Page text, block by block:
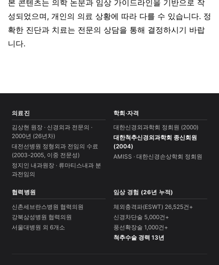
본 콘텐츠는 의학 논문과 임상 가이드라인을 기반으로 작
성되었으며, 개인의 의료 상황에 따라 다를 수 있습니다. 정
확한 진단과 치료는 전문의 상담을 통해 결정하시기 바랍
니다.
의료진
김상현 원장 · 신경외과 전문의 ·
2000년 (26년차)
대전선병원 정형외과 전임의 수료
(2003-2005, 이중 전문성)
정지인 내과원장 · 류마티스내과 분
과전임의
학회·자격
대한신경외과학회 정회원 (2000)
대한척추신경외과학회 종신회원
(2004)
AMISS · 대한신경손상학회 정회원
협력병원
신촌세브란스병원 협력의원
강북삼성병원 협력의원
서울대병원 외 6개소
임상 경험 (26년 누적)
체외충격파(ESWT) 26,525건+
신경차단술 5,000건+
풍선확장술 1,000건+
척추수술 경력 13년